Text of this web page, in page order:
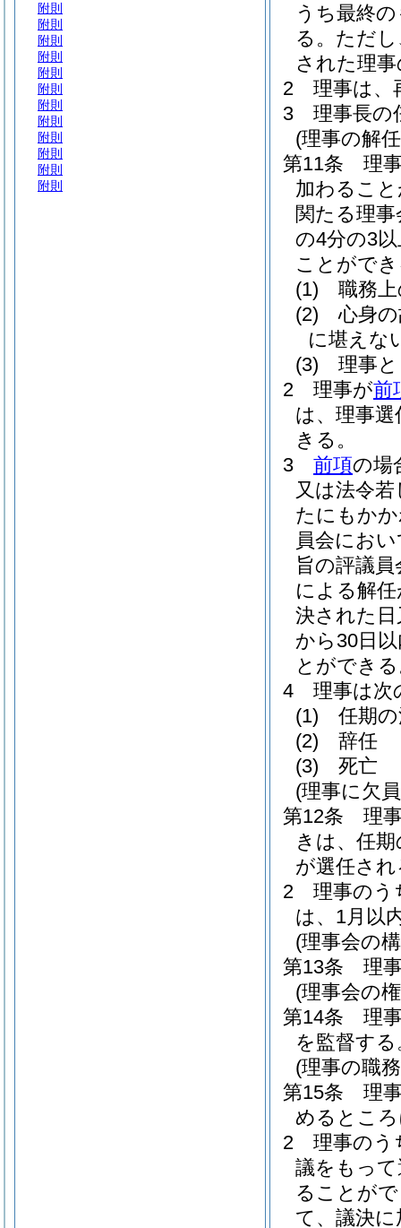
うち最終
る。 ただ
された理
2
理事は、
3
理事長の
(理事の解
第11条
理
加わるこ
関たる理
の4分の3
ことがで
(1)
職務
(2)
心身
に堪えな
(3)
理事
2
理事が前
は、理事
きる。
3
前項の場
又は法令
たにもか
員会にお
旨の評議
による解
決された
から30日
とができ
4
理事は次
(1)
任期
(2)
辞任
(3)
死亡
(理事に欠
第12条
理
きは、任
が選任さ
2
理事のう
は、1月以
(理事会の
第13条
理
(理事会の
第14条
理
を監督する
(理事の職
第15条
理
めるとこ
2
理事のう
議をもっ
ることが
て、議決
附則
附則
附則
附則
附則
附則
附則
附則
附則
附則
附則
附則